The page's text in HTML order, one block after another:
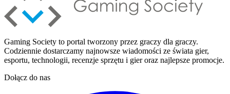
Gaming Society to portal tworzony przez graczy dla graczy.
Codziennie dostarczamy najnowsze wiadomości ze świata gier,
esportu, technologii, recenzje sprzętu i gier oraz najlepsze promocje.
Dołącz do nas